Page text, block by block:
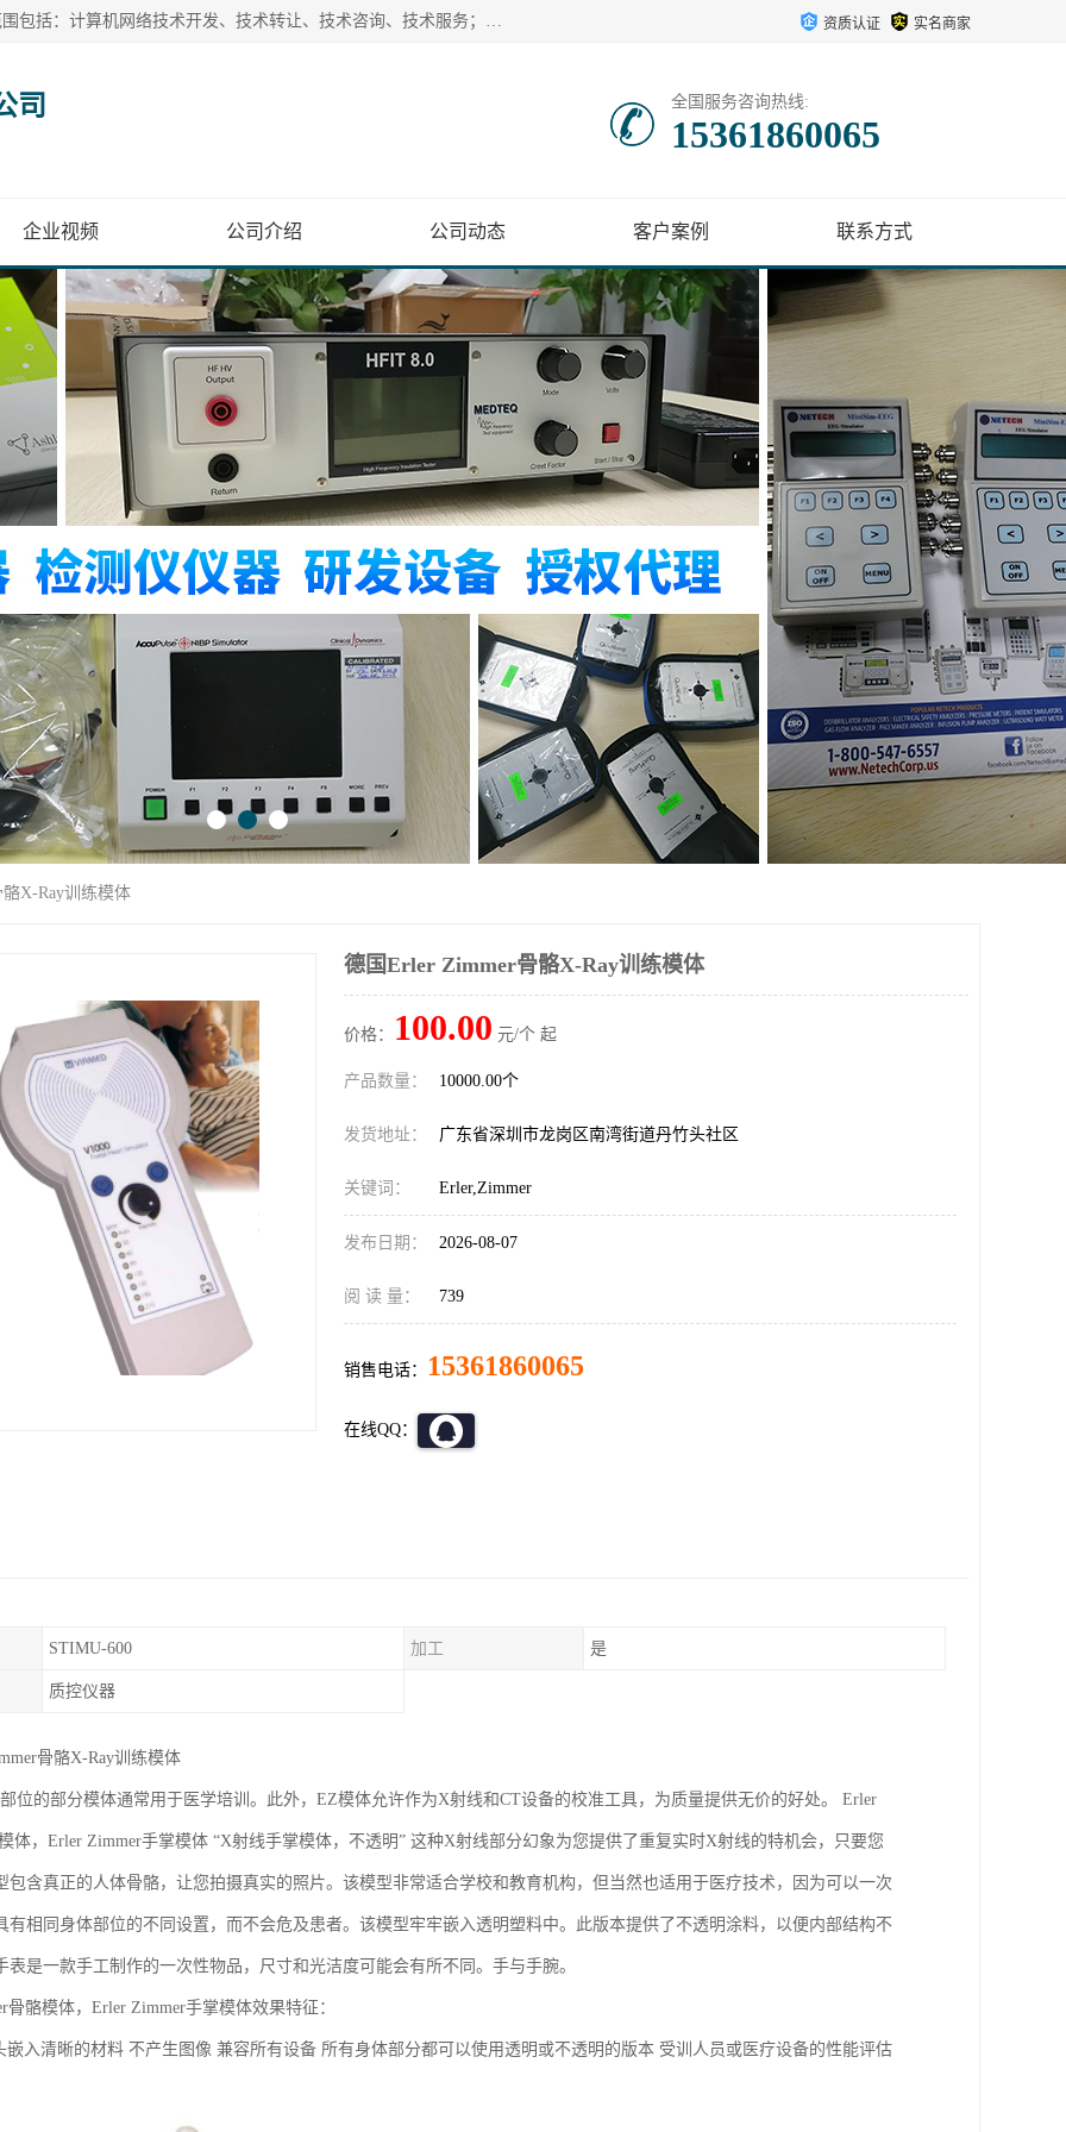
深圳为尔康科技有限公司位于深圳市龙岗区南湾街道。经营范围包括：计算机网络技术开发、技术转让、技术咨询、技术服务；一类医疗器械、通讯设备、机械设备、五金产品、电器产品的销售；二类、三类医疗器械的销售等；主要产品有：无创血压模拟仪、气体检测仪、检测仪、bms1x射线胶片、输液泵分析仪、呼吸机分析仪、心电图机测试仪等产品。 资质认证 实名商家
司 全国服务咨询热线:
15361860065
企业视频 公司介绍 公司动态 客户案例 联系方式
X-Ray训练模体
德国Erler Zimmer骨骼X-Ray训练模体
价格： 100.00 元/个 起
产品数量： 10000.00个
发货地址： 广东省深圳市龙岗区南湾街道丹竹头社区
关键词： Erler,Zimmer
发布日期： 2026-08-07
阅 读 量： 739
销售电话： 15361860065
在线QQ：
STIMU-600 加工 是
质控仪器
骨骼X-Ray训练模体
的部分模体通常用于医学培训。此外，EZ模体允许作为X射线和CT设备的校准工具，为质量提供无价的好处。 Erler
体，Erler Zimmer手掌模体 “X射线手掌模体，不透明” 这种X射线部分幻象为您提供了重复实时X射线的特机会，只要您
包含真正的人体骨骼，让您拍摄真实的照片。该模型非常适合学校和教育机构，但当然也适用于医疗技术，因为可以一次
有相同身体部位的不同设置，而不会危及患者。该模型牢牢嵌入透明塑料中。此版本提供了不透明涂料，以便内部结构不
表是一款手工制作的一次性物品，尺寸和光洁度可能会有所不同。手与手腕。
骨骼模体，Erler Zimmer手掌模体效果特征：
入清晰的材料 不产生图像 兼容所有设备 所有身体部分都可以使用透明或不透明的版本 受训人员或医疗设备的性能评估